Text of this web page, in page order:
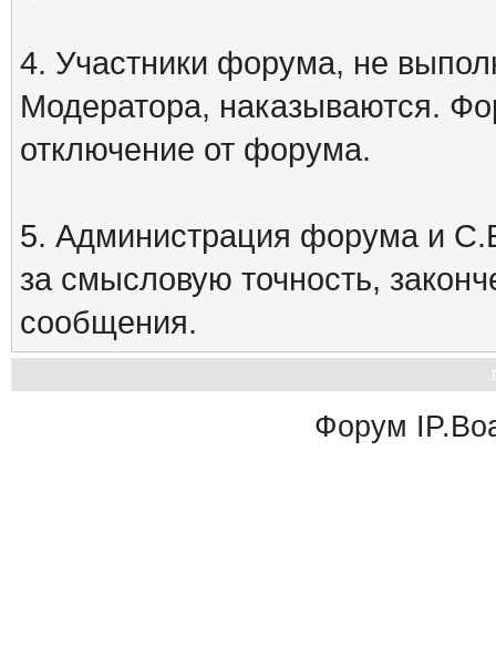
4. Участники форума, не
Модератора, наказываются.
отключение от форума.
5. Администрация форума и
за смысловую точность,
сообщения.
Форум